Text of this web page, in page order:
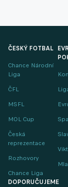
ČESKÝ FOTBAL
Chance Národní
Liga
ČFL
MSFL
MOL Cup
Česká
reprezentace
Rozhovory
Chance Liga
DOPORUČUJEME